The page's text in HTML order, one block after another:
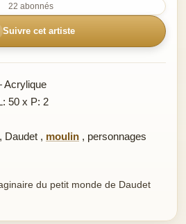
22 abonnés
Suivre cet artiste
Acrylique
50 x P: 2
, Daudet , moulin , personnages
du petit monde de Daudet